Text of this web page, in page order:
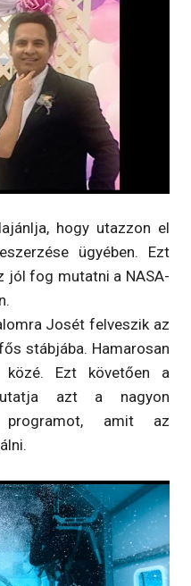
hogy utazzon el
ügyében. Ezt
jól fog mutatni a NASA-
Josét felveszik az
stábjába. Hamarosan
Ezt követően a
azt a nagyon
programot, amit az